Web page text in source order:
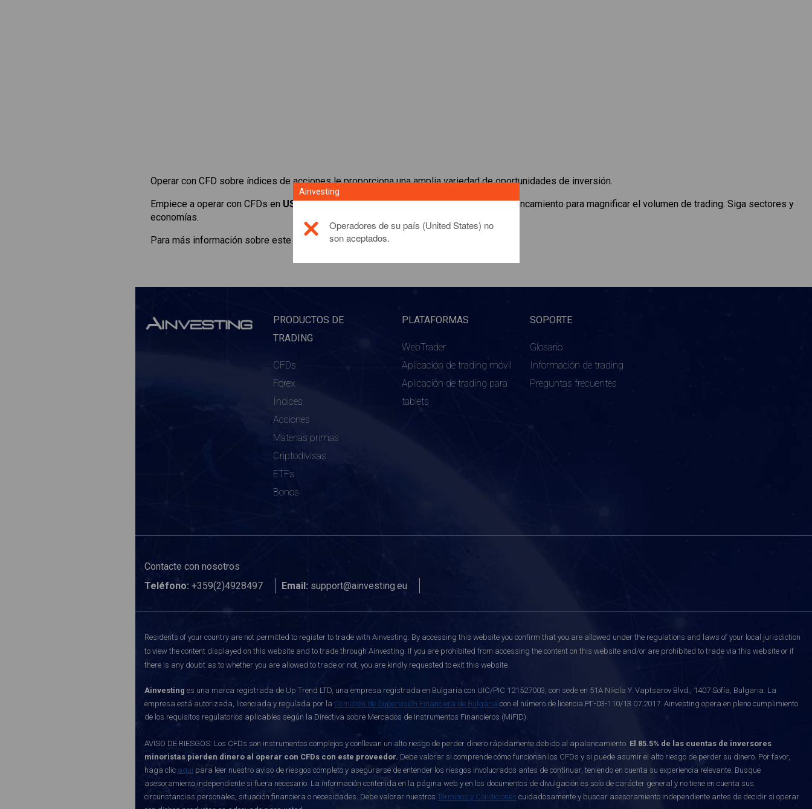
Operar con CFD sobre índices de acciones le proporciona una amplia variedad de oportunidades de inversión.
Empiece a operar con CFDs en USA 30 Cashy depósitos de reducido margen con apalancamiento para magnificar el volumen de trading. Siga sectores y
economías.
Para más información sobre este producto de inversión, por favor,
PRODUCTOS DE
TRADING
CFDs
Forex
Índices
Acciones
Materias primas
Criptodivisas
ETFs
Bonos
PLATAFORMAS
WebTrader
Aplicación de trading móvil
Aplicación de trading para
tablets
SOPORTE
Glosario
Información de trading
Preguntas frecuentes
Contacte con nosotros
Teléfono: +359(2)4928497 Email: support@ainvesting.eu
Residents of your country are not permitted to register to trade with Ainvesting. By accessing this website you confirm that you are allowed under the regulations and laws of your local jurisdiction
to view the content displayed on this website and to trade through Ainvesting. If you are prohibited from accessing the content on this website and/or are prohibited to trade via this website or if
there is any doubt as to whether you are allowed to trade or not, you are kindly requested to exit this website.
Ainvesting es una marca registrada de Up Trend LTD, una empresa registrada en Bulgaria con UIC/PIC 121527003, con sede en 51A Nikola Y. Vaptsarov Blvd., 1407 Sofía, Bulgaria. La
empresa está autorizada, licenciada y regulada por la Comisión de Supervisión Financiera de Bulgaria con el número de licencia РГ-03-110/13.07.2017. Ainvesting opera en pleno cumplimiento
de los requisitos regulatorios aplicables según la Directiva sobre Mercados de Instrumentos Financieros (MiFID).
AVISO DE RIESGOS: Los CFDs son instrumentos complejos y conllevan un alto riesgo de perder dinero rápidamente debido al apalancamiento. El 85.5% de las cuentas de inversores
minoristas pierden dinero al operar con CFDs con este proveedor. Debe valorar si comprende cómo funcionan los CFDs y si puede asumir el alto riesgo de perder su dinero. Por favor,
haga clic aquí para leer nuestro aviso de riesgos completo y asegurarse de entender los riesgos involucrados antes de continuar, teniendo en cuenta su experiencia relevante. Busque
asesoramiento independiente si fuera necesario. La información contenida en la página web y en los documentos de divulgación es solo de carácter general y no tiene en cuenta sus
circunstancias personales, situación financiera o necesidades. Debe valorar nuestros Términos y Condiciones cuidadosamente y buscar asesoramiento independiente antes de decidir si operar
Ainvesting
Operadores de su país (United States) no
son aceptados.